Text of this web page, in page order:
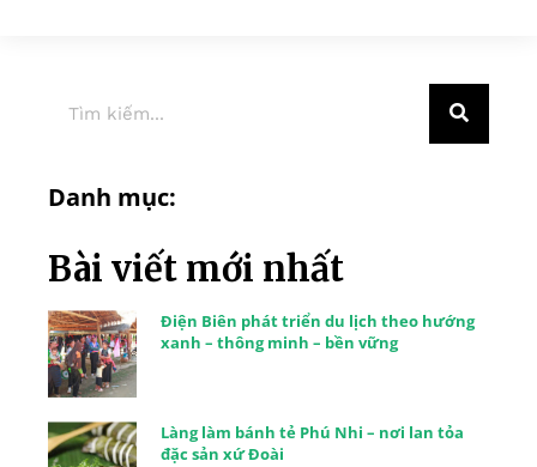
Danh mục:
Bài viết mới nhất
Điện Biên phát triển du lịch theo hướng
xanh – thông minh – bền vững
Làng làm bánh tẻ Phú Nhi – nơi lan tỏa
đặc sản xứ Đoài